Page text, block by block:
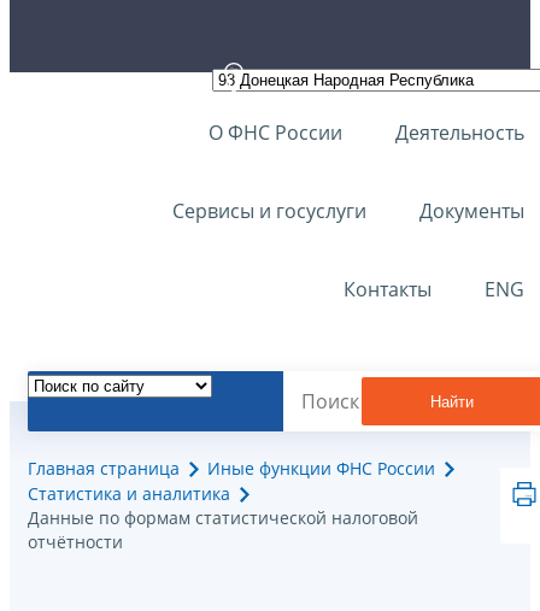
О ФНС России Деятельность
Сервисы и госуслуги Документы
Контакты ENG
Найти
Главная страница
Иные функции ФНС России
Статистика и аналитика
Данные по формам статистической налоговой
отчётности